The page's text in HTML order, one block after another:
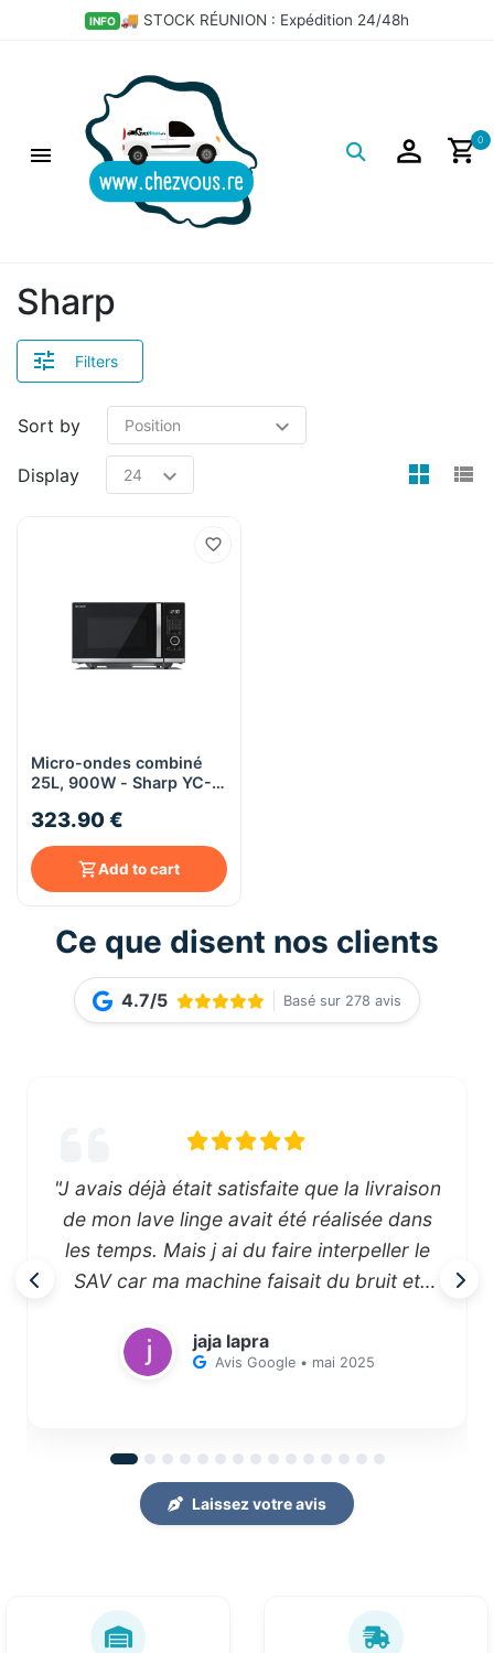
INFO 🚚 STOCK RÉUNION : Expédition 24/48h
0
Sharp
Filters
Sort by
Display
Micro-ondes combiné
25L, 900W - Sharp YC-
323.90 €
Add to cart
Ce que disent nos clients
4.7/5 Basé sur 278 avis
"J avais déjà était satisfaite que la livraison
de mon lave linge avait été réalisée dans
les temps. Mais j ai du faire interpeller le
SAV car ma machine faisait du bruit et
chez moi trois jours après…. VRAIMENT j ai
été plus que satisfaite…."
jaja lapra
Avis Google • mai 2025
Laissez votre avis